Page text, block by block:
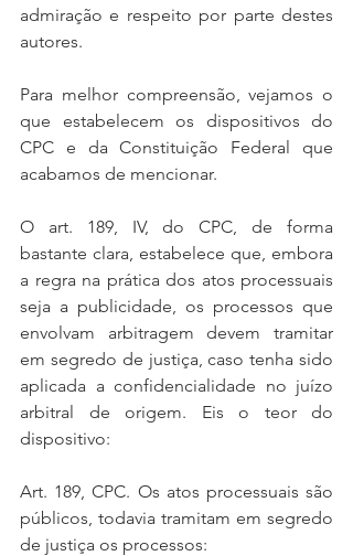
admiração e respeito por parte destes
autores.
Para melhor compreensão, vejamos o
que estabelecem os dispositivos do
CPC e da Constituição Federal que
acabamos de mencionar.
O art. 189, IV, do CPC, de forma
bastante clara, estabelece que, embora
a regra na prática dos atos processuais
seja a publicidade, os processos que
envolvam arbitragem devem tramitar
em segredo de justiça, caso tenha sido
aplicada a confidencialidade no juízo
arbitral de origem. Eis o teor do
dispositivo:
Art. 189, CPC. Os atos processuais são
públicos, todavia tramitam em segredo
de justiça os processos: